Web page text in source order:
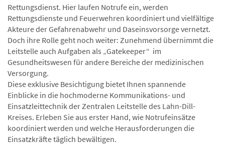
Rettungsdienst. Hier laufen Notrufe ein, werden
Rettungsdienste und Feuerwehren koordiniert und vielfältige
Akteure der Gefahrenabwehr und Daseinsvorsorge vernetzt.
Doch ihre Rolle geht noch weiter: Zunehmend übernimmt die
Leitstelle auch Aufgaben als „Gatekeeper“ im
Gesundheitswesen für andere Bereiche der medizinischen
Versorgung.
Diese exklusive Besichtigung bietet Ihnen spannende
Einblicke in die hochmoderne Kommunikations- und
Einsatzleittechnik der Zentralen Leitstelle des Lahn-Dill-
Kreises. Erleben Sie aus erster Hand, wie Notrufeinsätze
koordiniert werden und welche Herausforderungen die
Einsatzkräfte täglich bewältigen.